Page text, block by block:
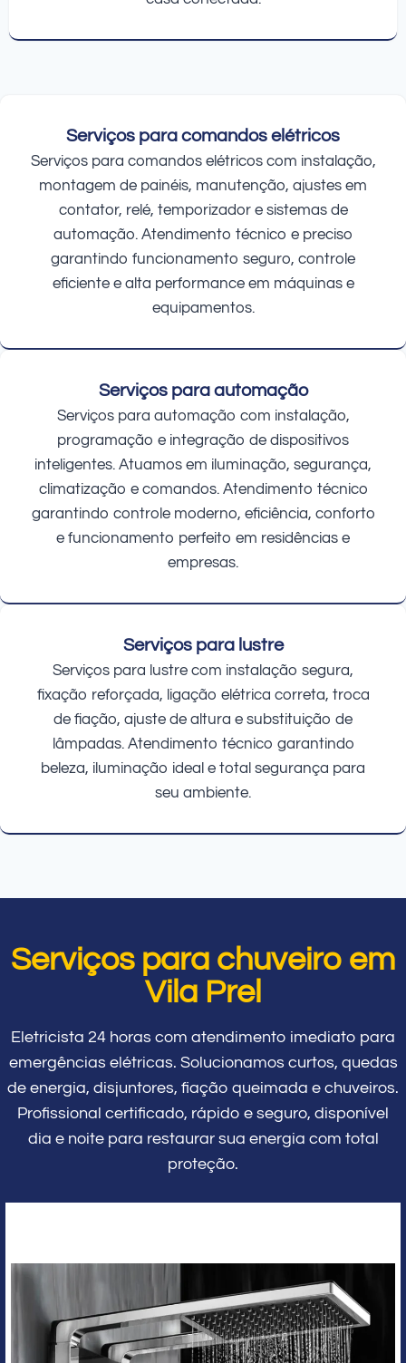
Serviços para comandos elétricos
Serviços para comandos elétricos com instalação,
montagem de painéis, manutenção, ajustes em
contator, relé, temporizador e sistemas de
automação. Atendimento técnico e preciso
garantindo funcionamento seguro, controle
eficiente e alta performance em máquinas e
equipamentos.
Serviços para automação
Serviços para automação com instalação,
programação e integração de dispositivos
inteligentes. Atuamos em iluminação, segurança,
climatização e comandos. Atendimento técnico
garantindo controle moderno, eficiência, conforto
e funcionamento perfeito em residências e
empresas.
Serviços para lustre
Serviços para lustre com instalação segura,
fixação reforçada, ligação elétrica correta, troca
de fiação, ajuste de altura e substituição de
lâmpadas. Atendimento técnico garantindo
beleza, iluminação ideal e total segurança para
seu ambiente.
Serviços para chuveiro em
Vila Prel
Eletricista 24 horas com atendimento imediato para
emergências elétricas. Solucionamos curtos, quedas
de energia, disjuntores, fiação queimada e chuveiros.
Profissional certificado, rápido e seguro, disponível
dia e noite para restaurar sua energia com total
proteção.